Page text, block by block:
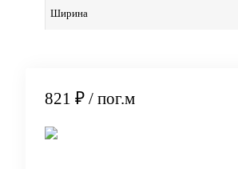
Ширина
821 ₽ / пог.м